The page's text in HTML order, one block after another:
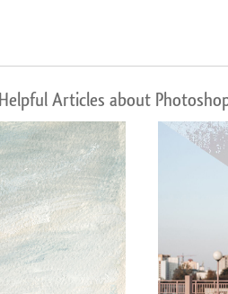
Helpful Articles about